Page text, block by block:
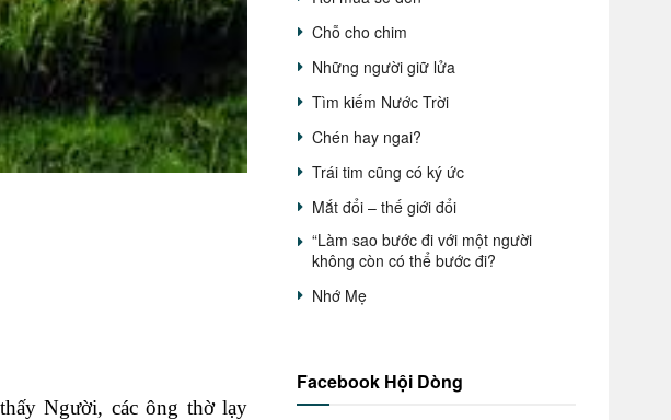
Người, các ông thờ lạy
Chỗ cho chim
Những người giữ lửa
Tìm kiếm Nước Trời
Chén hay ngai?
Trái tim cũng có ký ức
Mắt đổi – thế giới đổi
“Làm sao bước đi với một người
không còn có thể bước đi?
Nhớ Mẹ
Facebook Hội Dòng